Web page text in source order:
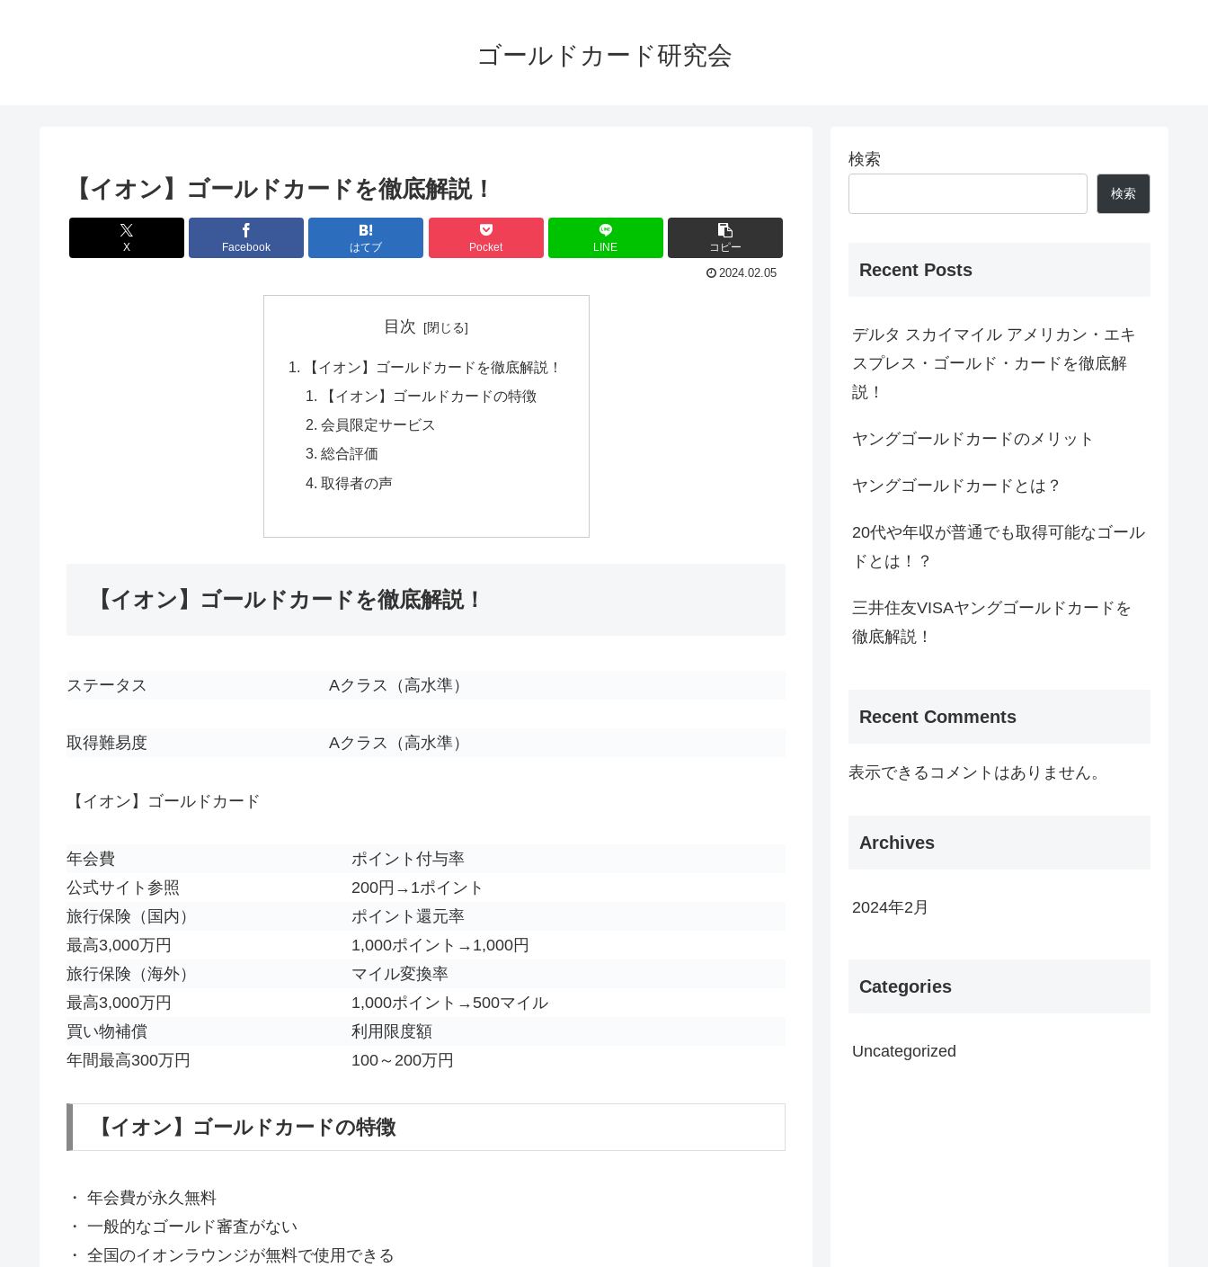
ゴールドカード研究会
【イオン】ゴールドカードを徹底解説！
X Facebook はてブ Pocket LINE コピー
2024.02.05
目次
【イオン】ゴールドカードを徹底解説！
【イオン】ゴールドカードの特徴
会員限定サービス
総合評価
取得者の声
【イオン】ゴールドカードを徹底解説！
ステータス Aクラス（高水準）
取得難易度 Aクラス（高水準）
【イオン】ゴールドカード
年会費
ポイント付与率
公式サイト参照
200円→1ポイント
旅行保険（国内）
ポイント還元率
最高3,000万円
1,000ポイント→1,000円
旅行保険（海外）
マイル変換率
最高3,000万円
1,000ポイント→500マイル
買い物補償
利用限度額
年間最高300万円
100～200万円
【イオン】ゴールドカードの特徴
・ 年会費が永久無料
・ 一般的なゴールド審査がない
・ 全国のイオンラウンジが無料で使用できる
検索
検索
Recent Posts
デルタ スカイマイル アメリカン・エキ
スプレス・ゴールド・カードを徹底解
説！
ヤングゴールドカードのメリット
ヤングゴールドカードとは？
20代や年収が普通でも取得可能なゴール
ドとは！？
三井住友VISAヤングゴールドカードを
徹底解説！
Recent Comments
表示できるコメントはありません。
Archives
2024年2月
Categories
Uncategorized